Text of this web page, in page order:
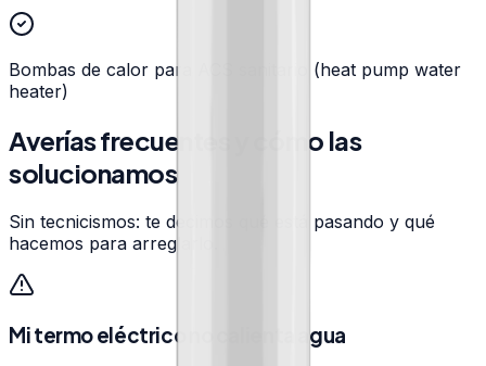
Bombas de calor para ACS sanitario (heat pump water
heater)
Averías frecuentes y cómo las
solucionamos
Sin tecnicismos: te decimos qué está pasando y qué
hacemos para arreglarlo.
Mi termo eléctrico no calienta agua